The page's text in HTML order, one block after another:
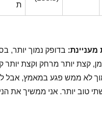
ת
בדופק נמוך יותר,
קצת יותר מרחק וקצת יותר
לא ממש פגע במאמץ, אבל
טוב יותר. אני ממשיך את